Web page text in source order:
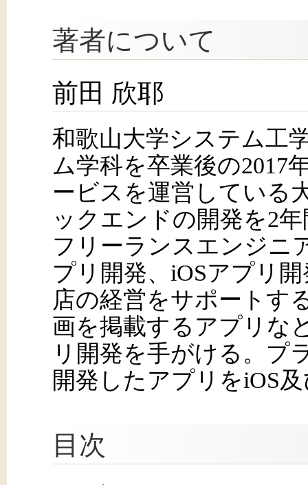
著者について
前田 欣耶
和歌山大学システム工
ム学科を卒業後の2017
ービスを運営している
ックエンドの開発を2
フリーランスエンジニ
プリ開発、iOSアプリ
店の経営をサポートす
画を掲載するアプリな
リ開発を手がける。プ
開発したアプリをiOS
目次